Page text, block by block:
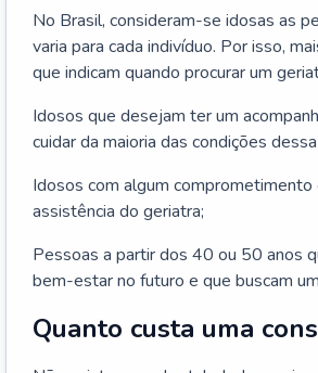
No Brasil, consideram-se idosas as
varia para cada indivíduo. Por isso,
que indicam quando procurar um
Idosos que desejam ter um
cuidar da maioria das condições
Idosos com algum
assistência do geriatra;
Pessoas a partir dos 40 ou 50 anos
bem-estar no futuro e que buscam
Quanto custa uma